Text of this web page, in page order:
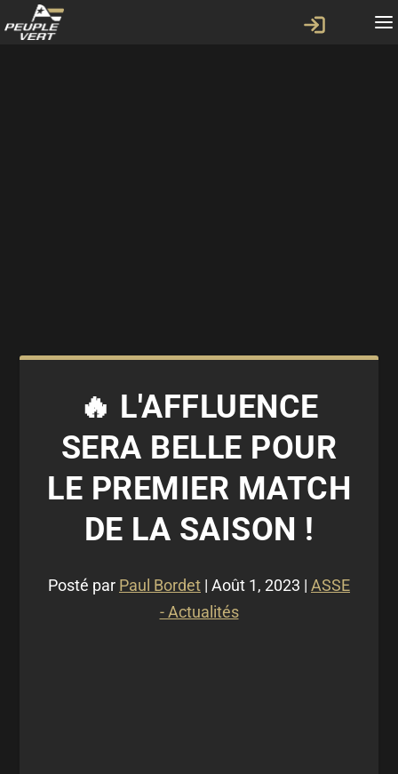
🔥 L'AFFLUENCE
SERA BELLE POUR
LE PREMIER MATCH
DE LA SAISON !
Posté par Paul Bordet | Août 1, 2023 | ASSE
- Actualités